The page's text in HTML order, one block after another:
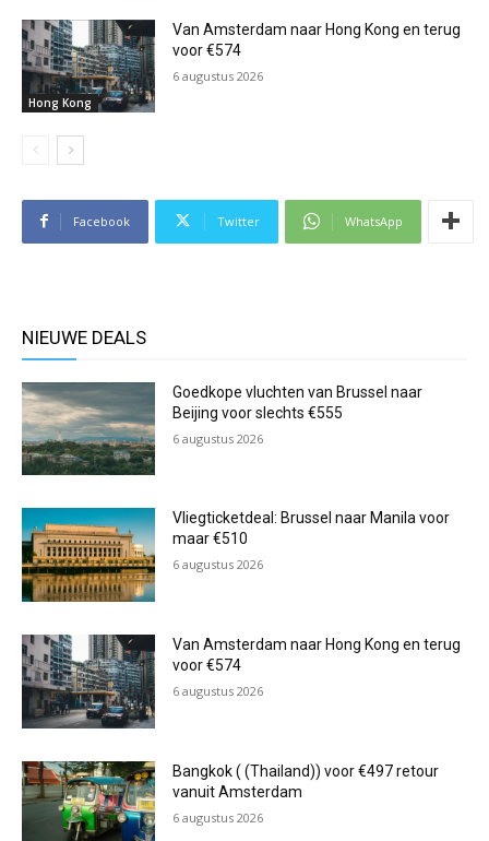
Hong Kong
Van Amsterdam naar Hong Kong en terug
voor €574
6 augustus 2026
Facebook Twitter WhatsApp
NIEUWE DEALS
Goedkope vluchten van Brussel naar
Beijing voor slechts €555
6 augustus 2026
Vliegticketdeal: Brussel naar Manila voor
maar €510
6 augustus 2026
Van Amsterdam naar Hong Kong en terug
voor €574
6 augustus 2026
Bangkok ( (Thailand)) voor €497 retour
vanuit Amsterdam
6 augustus 2026